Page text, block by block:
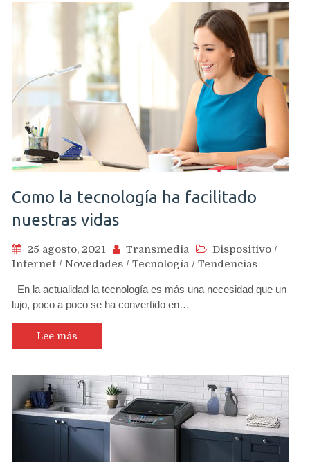
Como la tecnología ha facilitado
nuestras vidas
25 agosto, 2021 Transmedia Dispositivo /
Internet / Novedades / Tecnología / Tendencias
En la actualidad la tecnología es más una necesidad que un
lujo, poco a poco se ha convertido en…
Lee más